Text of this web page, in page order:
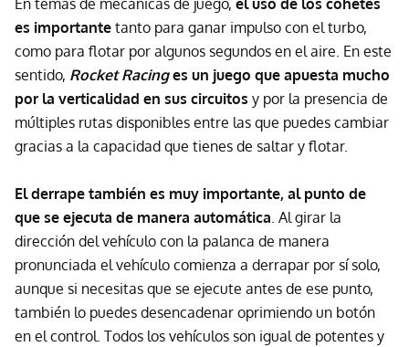
es importante tanto para ganar impulso con el turbo,
como para flotar por algunos segundos en el aire. En este
sentido, Rocket Racinges un juego que apuesta mucho
por la verticalidad en sus circuitos y por la presencia de
múltiples rutas disponibles entre las que puedes cambiar
gracias a la capacidad que tienes de saltar y flotar.
El derrape también es muy importante, al punto de
que se ejecuta de manera automática . Al girar la
dirección del vehículo con la palanca de manera
pronunciada el vehículo comienza a derrapar por sí solo,
aunque si necesitas que se ejecute antes de ese punto,
también lo puedes desencadenar oprimiendo un botón
en el control. Todos los vehículos son igual de potentes y